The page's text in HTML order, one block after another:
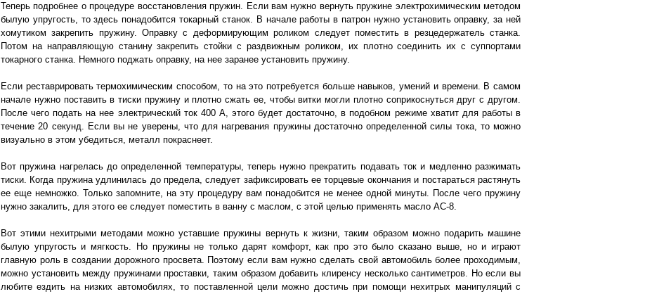
Теперь подробнее о процедуре восстановления пружин. Если вам нужно вернуть пружине электрохимическим методом
былую упругость, то здесь понадобится токарный станок. В начале работы в патрон нужно установить оправку, за ней
хомутиком закрепить пружину. Оправку с деформирующим роликом следует поместить в резцедержатель станка.
Потом на направляющую станину закрепить стойки с раздвижным роликом, их плотно соединить их с суппортами
токарного станка. Немного поджать оправку, на нее заранее установить пружину.
Если реставрировать термохимическим способом, то на это потребуется больше навыков, умений и времени. В самом
начале нужно поставить в тиски пружину и плотно сжать ее, чтобы витки могли плотно соприкоснуться друг с другом.
После чего подать на нее электрический ток 400 A, этого будет достаточно, в подобном режиме хватит для работы в
течение 20 секунд. Если вы не уверены, что для нагревания пружины достаточно определенной силы тока, то можно
визуально в этом убедиться, металл покраснеет.
Вот пружина нагрелась до определенной температуры, теперь нужно прекратить подавать ток и медленно разжимать
тиски. Когда пружина удлинилась до предела, следует зафиксировать ее торцевые окончания и постараться растянуть
ее еще немножко. Только запомните, на эту процедуру вам понадобится не менее одной минуты. После чего пружину
нужно закалить, для этого ее следует поместить в ванну с маслом, с этой целью применять масло AC-8.
Вот этими нехитрыми методами можно уставшие пружины вернуть к жизни, таким образом можно подарить машине
былую упругость и мягкость. Но пружины не только дарят комфорт, как про это было сказано выше, но и играют
главную роль в создании дорожного просвета. Поэтому если вам нужно сделать свой автомобиль более проходимым,
можно установить между пружинами проставки, таким образом добавить клиренсу несколько сантиметров. Но если вы
любите ездить на низких автомобилях, то поставленной цели можно достичь при помощи нехитрых манипуляций с